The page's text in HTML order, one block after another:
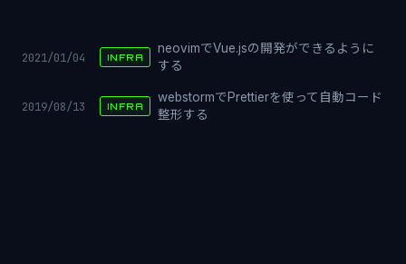
2021/01/04 INFRA
neovimでVue.jsの開発ができるように
する
2019/08/13 INFRA
webstormでPrettierを使って自動コード
整形する